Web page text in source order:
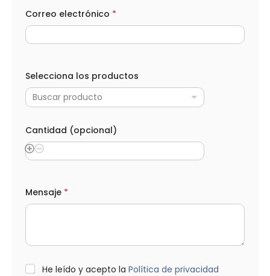
*
T
e
l
o
n
o
C
r
e
o
Correo electrónico *
Selecciona los productos
Buscar producto
Cantidad (opcional)
Mensaje *
L
He leído y acepto la Política de privacidad